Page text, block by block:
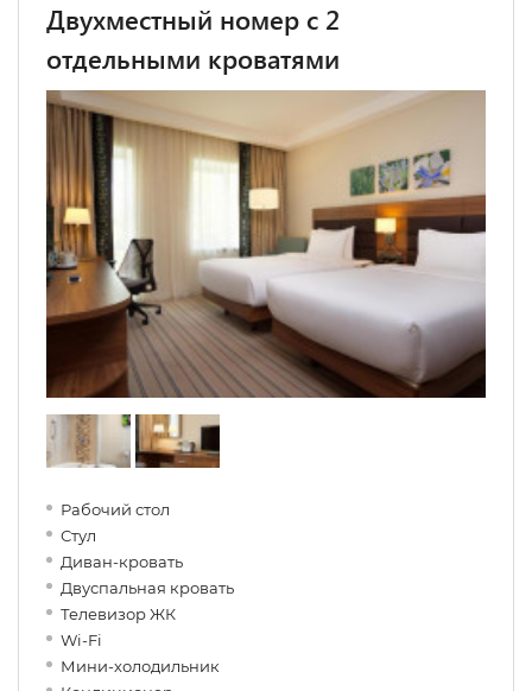
Двухместный номер с 2
отдельными кроватями
Рабочий стол
Стул
Диван-кровать
Двуспальная кровать
Телевизор ЖК
Wi-Fi
Мини-холодильник